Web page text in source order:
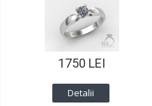
1750 LEI
Detalii